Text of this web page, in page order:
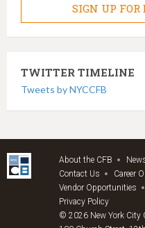
SIGN UP FOR
TWITTER TIMELINE
Tweets by NYCCFB
About the CFB
Contact Us
Career
Vendor Opportunities
Privacy Policy
© 2026 New York City